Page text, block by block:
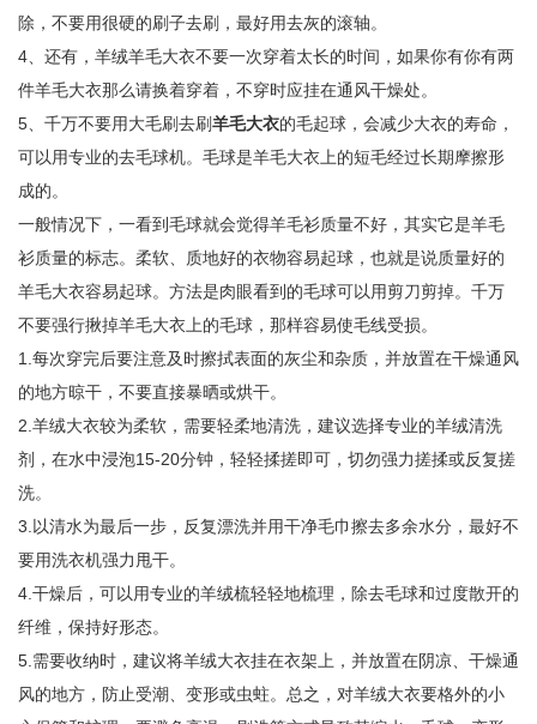
除，不要用很硬的刷子去刷，最好用去灰的滚轴。
4、还有，羊绒羊毛大衣不要一次穿着太长的时间，如果你有你有两
件羊毛大衣那么请换着穿着，不穿时应挂在通风干燥处。
5、千万不要用大毛刷去刷羊毛大衣的毛起球，会减少大衣的寿命，
可以用专业的去毛球机。毛球是羊毛大衣上的短毛经过长期摩擦形
成的。
一般情况下，一看到毛球就会觉得羊毛衫质量不好，其实它是羊毛
衫质量的标志。柔软、质地好的衣物容易起球，也就是说质量好的
羊毛大衣容易起球。方法是肉眼看到的毛球可以用剪刀剪掉。千万
不要强行揪掉羊毛大衣上的毛球，那样容易使毛线受损。
1.每次穿完后要注意及时擦拭表面的灰尘和杂质，并放置在干燥通风
的地方晾干，不要直接暴晒或烘干。
2.羊绒大衣较为柔软，需要轻柔地清洗，建议选择专业的羊绒清洗
剂，在水中浸泡15-20分钟，轻轻揉搓即可，切勿强力搓揉或反复搓
洗。
3.以清水为最后一步，反复漂洗并用干净毛巾擦去多余水分，最好不
要用洗衣机强力甩干。
4.干燥后，可以用专业的羊绒梳轻轻地梳理，除去毛球和过度散开的
纤维，保持好形态。
5.需要收纳时，建议将羊绒大衣挂在衣架上，并放置在阴凉、干燥通
风的地方，防止受潮、变形或虫蛀。总之，对羊绒大衣要格外的小